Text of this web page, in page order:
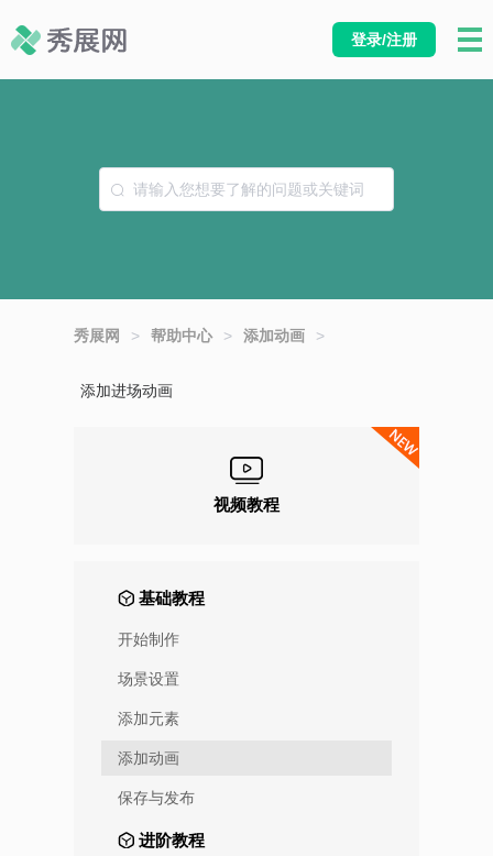
登录/注册
秀展网 > 帮助中心 > 添加动画 >
添加进场动画
视频教程
基础教程
开始制作
场景设置
添加元素
添加动画
保存与发布
进阶教程